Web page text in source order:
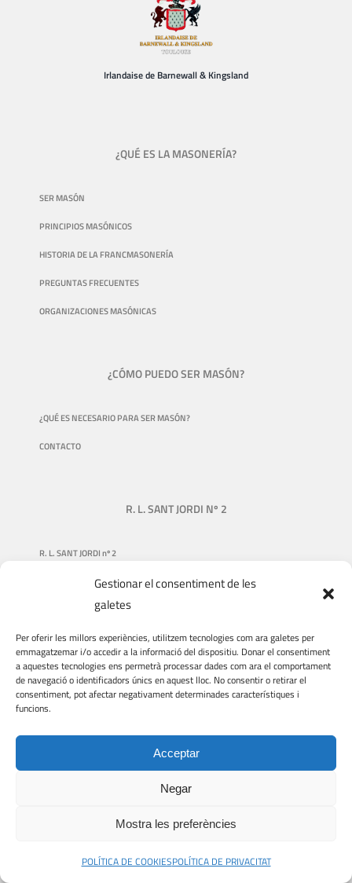
Gestionar el consentiment de les
galetes
Per oferir les millors experiències, utilitzem tecnologies com ara galetes per
emmagatzemar i/o accedir a la informació del dispositiu. Donar el consentiment
a aquestes tecnologies ens permetrà processar dades com ara el comportament
de navegació o identificadors únics en aquest lloc. No consentir o retirar el
consentiment, pot afectar negativament determinades característiques i
funcions.
Acceptar
Negar
Mostra les preferències
POLÍTICA DE COOKIESPOLÍTICA DE PRIVACITAT
Irlandaise de Barnewall & Kingsland
¿QUÉ ES LA MASONERÍA?
SER MASÓN
PRINCIPIOS MASÓNICOS
HISTORIA DE LA FRANCMASONERÍA
PREGUNTAS FRECUENTES
ORGANIZACIONES MASÓNICAS
¿CÓMO PUEDO SER MASÓN?
¿QUÉ ES NECESARIO PARA SER MASÓN?
CONTACTO
R. L. SANT JORDI Nº 2
R. L. SANT JORDI nº 2
NUESTRA HISTORIA
QUIÉNES SOMOS
QUÉ HACEMOS
DONACIONES
VIAJES Y VISITAS